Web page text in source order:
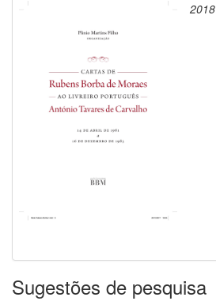
2018
Sugestões de pesquisa